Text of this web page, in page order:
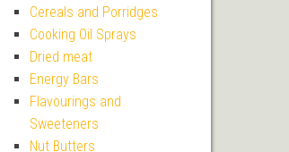
Cereals and Porridges
Cooking Oil Sprays
Dried meat
Energy Bars
Flavourings and
Sweeteners
Nut Butters